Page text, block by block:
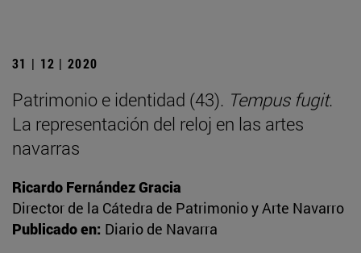
31 | 12 | 2020
Patrimonio e identidad (43). Tempus fugit.
La representación del reloj en las artes
navarras
Ricardo Fernández Gracia
Director de la Cátedra de Patrimonio y Arte Navarro
Publicado en: Diario de Navarra